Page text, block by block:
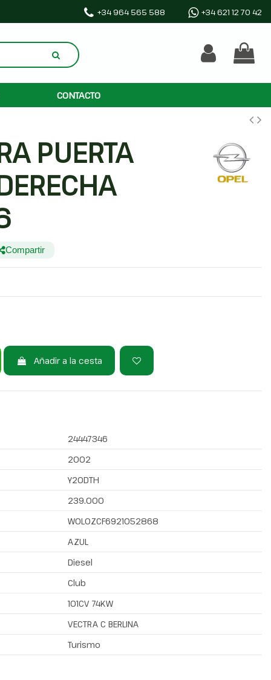
+34 964 565 588 +34 621 12 70 42
CONTACTO
PUERTA
Compartir
Añadir a la cesta
24447346
2002
Y20DTH
239.000
W0L0ZCF6921052868
AZUL
Diesel
Club
101CV 74KW
VECTRA C BERLINA
Turismo